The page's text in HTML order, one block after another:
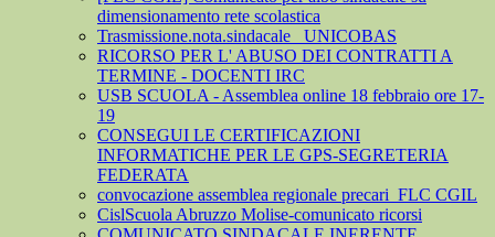
dimensionamento rete scolastica
Trasmissione.nota.sindacale _UNICOBAS
RICORSO PER L' ABUSO DEI CONTRATTI A
TERMINE - DOCENTI IRC
USB SCUOLA - Assemblea online 18 febbraio ore 17-
19
CONSEGUI LE CERTIFICAZIONI
INFORMATICHE PER LE GPS-SEGRETERIA
FEDERATA
convocazione assemblea regionale precari_FLC CGIL
CislScuola Abruzzo Molise-comunicato ricorsi